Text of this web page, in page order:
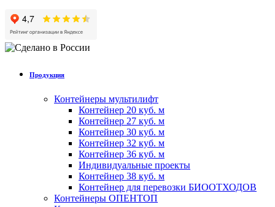
Продукция
Контейнеры мультилифт
Контейнер 20 куб. м
Контейнер 27 куб. м
Контейнер 30 куб. м
Контейнер 32 куб. м
Контейнер 36 куб. м
Индивидуальные проекты
Контейнер 38 куб. м
Контейнер для перевозки БИООТХОДОВ
Контейнеры ОПЕНТОП